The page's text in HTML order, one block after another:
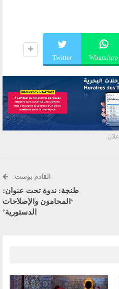
WhatsApp
Twitter
إعلان
القادم بوست
طنجة: ندوة تحت عنوان:
‘المحامون والإصلاحات
الدستورية’